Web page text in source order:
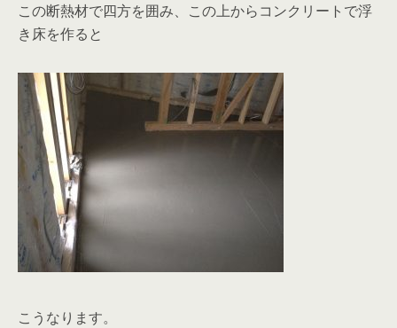
この断熱材で四方を囲み、この上からコンクリートで浮
き床を作ると
こうなります。